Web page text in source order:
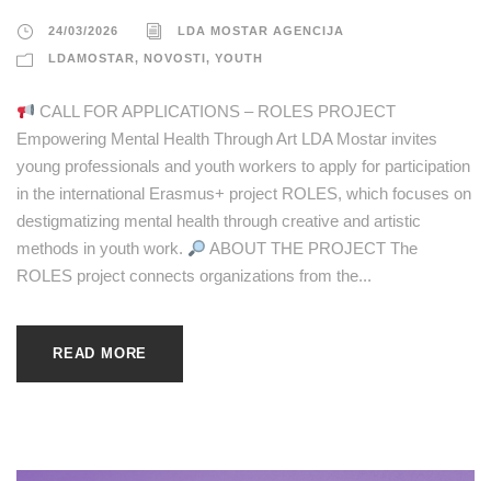
24/03/2026 LDA MOSTAR AGENCIJA
LDAMOSTAR, NOVOSTI, YOUTH
CALL FOR APPLICATIONS – ROLES PROJECT
Empowering Mental Health Through Art LDA Mostar invites
young professionals and youth workers to apply for participation
in the international Erasmus+ project ROLES, which focuses on
destigmatizing mental health through creative and artistic
methods in youth work.
ABOUT THE PROJECT The
ROLES project connects organizations from the...
READ MORE